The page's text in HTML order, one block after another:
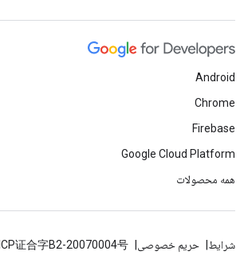
Android
Chrome
Firebase
Google Cloud Platform
همه محصولات
شرایط حریم خصوصی ICP证合字B2-20070004号